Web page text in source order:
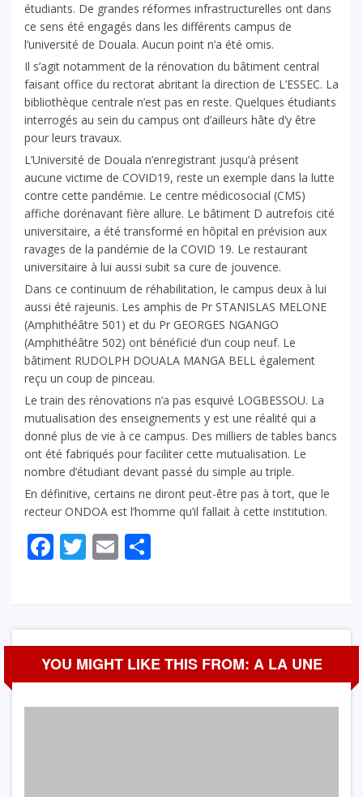
étudiants. De grandes réformes infrastructurelles ont dans
ce sens été engagés dans les différents campus de
l’université de Douala. Aucun point n’a été omis.
Il s’agit notamment de la rénovation du bâtiment central
faisant office du rectorat abritant la direction de L’ESSEC. La
bibliothèque centrale n’est pas en reste. Quelques étudiants
interrogés au sein du campus ont d’ailleurs hâte d’y être
pour leurs travaux.
L’Université de Douala n’enregistrant jusqu’à présent
aucune victime de COVID19, reste un exemple dans la lutte
contre cette pandémie. Le centre médicosocial (CMS)
affiche dorénavant fière allure. Le bâtiment D autrefois cité
universitaire, a été transformé en hôpital en prévision aux
ravages de la pandémie de la COVID 19. Le restaurant
universitaire à lui aussi subit sa cure de jouvence.
Dans ce continuum de réhabilitation, le campus deux à lui
aussi été rajeunis. Les amphis de Pr STANISLAS MELONE
(Amphithéâtre 501) et du Pr GEORGES NGANGO
(Amphithéâtre 502) ont bénéficié d’un coup neuf. Le
bâtiment RUDOLPH DOUALA MANGA BELL également
reçu un coup de pinceau.
Le train des rénovations n’a pas esquivé LOGBESSOU. La
mutualisation des enseignements y est une réalité qui a
donné plus de vie à ce campus. Des milliers de tables bancs
ont été fabriqués pour faciliter cette mutualisation. Le
nombre d’étudiant devant passé du simple au triple.
En définitive, certains ne diront peut-être pas à tort, que le
recteur ONDOA est l’homme qu’il fallait à cette institution.
Facebook
Twitter
Email
YOU MIGHT LIKE THIS FROM: A LA UNE